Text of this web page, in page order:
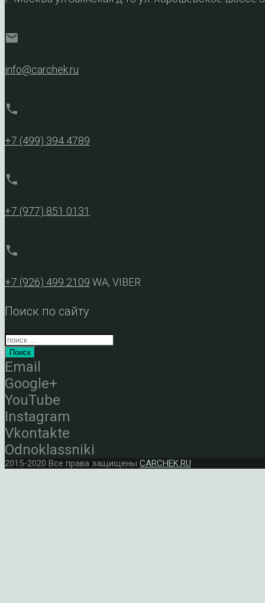
mail
info@carchek.ru
phone
+7 (499) 394 4789
phone
+7 (977) 851 0131
phone
+7 (926) 499 2109 WA, VIBER
Поиск по сайту
Поиск
Email
Google+
YouTube
Instagram
Vkontakte
Odnoklassniki
2015-2020 Все права защищены CARCHEK.RU